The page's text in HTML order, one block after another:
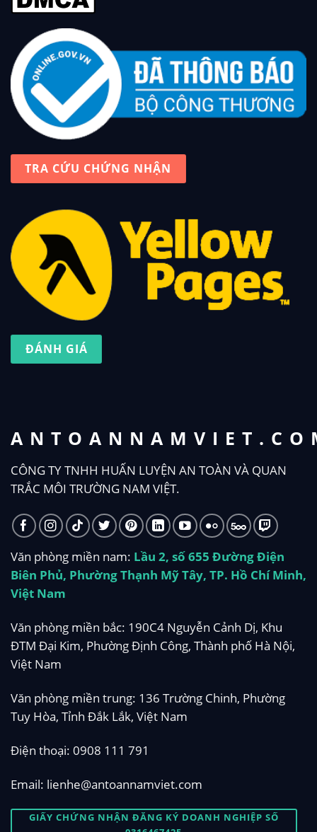
CÔNG TY TNHH HUẤN LUYỆN AN TOÀN VÀ QUAN
TRẮC MÔI TRƯỜNG NAM VIỆT.
Văn phòng miền nam: Lầu 2, số 655 Đường Điện
Biên Phủ, Phường Thạnh Mỹ Tây, TP. Hồ Chí Minh,
Việt Nam
Văn phòng miền bắc: 190C4 Nguyễn Cảnh Dị, Khu
ĐTM Đại Kim, Phường Định Công, Thành phố Hà Nội,
Việt Nam
Văn phòng miền trung: 136 Trường Chinh, Phường
Tuy Hòa, Tỉnh Đắk Lắk, Việt Nam
Điện thoại: 0908 111 791
Email: lienhe@antoannamviet.com
GIẤY CHỨNG NHẬN ĐĂNG KÝ DOANH NGHIỆP SỐ
TRA CỨU CHỨNG NHẬN
ĐÁNH GIÁ